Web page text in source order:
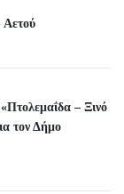
– Ξινό
τον Δήμο